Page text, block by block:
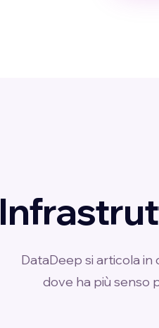
DataDeep si articola
dove ha più senso